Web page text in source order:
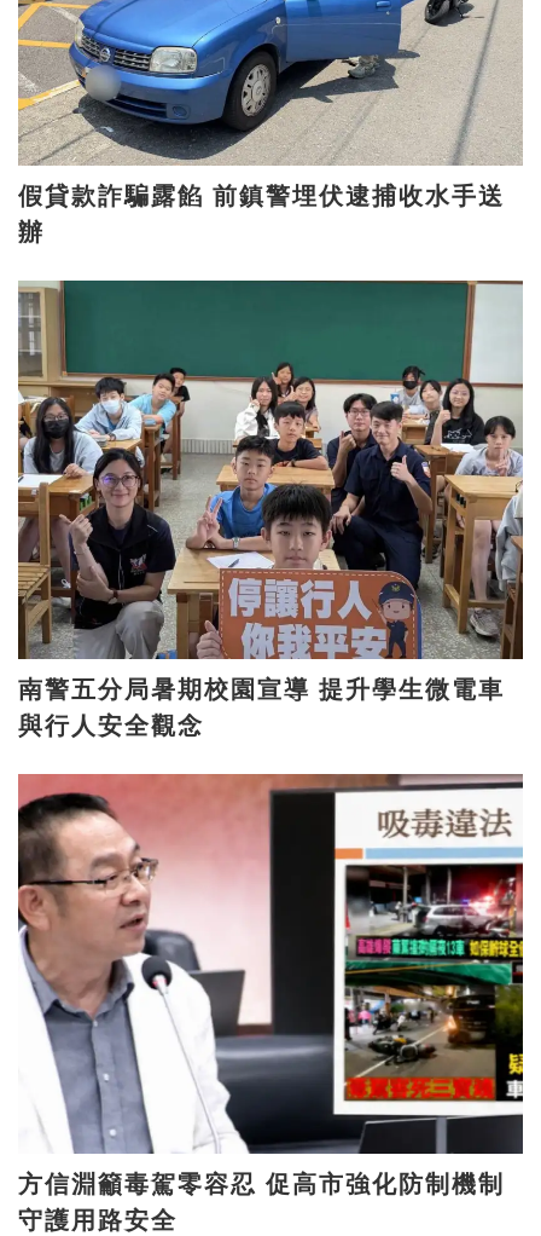
假貸款詐騙露餡 前鎮警埋伏逮捕收水手送
辦
南警五分局暑期校園宣導 提升學生微電車
與行人安全觀念
方信淵籲毒駕零容忍 促高市強化防制機制
守護用路安全